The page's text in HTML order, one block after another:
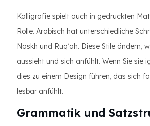
Kalligrafie spielt auch in gedruckten
Rolle. Arabisch hat unterschiedliche
Naskh und Ruqʿah. Diese Stile ändern,
aussieht und sich anfühlt. Wenn Sie sie
dies zu einem Design führen, das sich
lesbar anfühlt.
Grammatik und